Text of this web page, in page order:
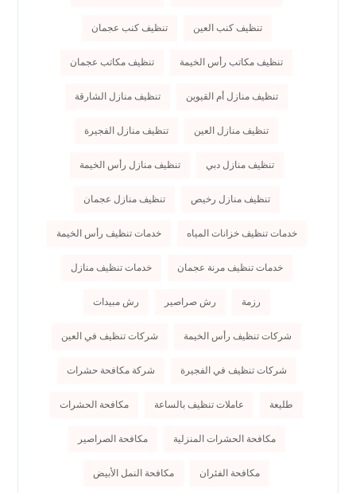
تنظيف كنب العين تنظيف كنب عجمان
تنظيف مكاتب رأس الخيمة تنظيف مكاتب عجمان
تنظيف منازل أم القيوين تنظيف منازل الشارقة
تنظيف منازل العين تنظيف منازل الفجيرة
تنظيف منازل دبي تنظيف منازل رأس الخيمة
تنظيف منازل رخيص تنظيف منازل عجمان
خدمات تنظيف خزانات المياه خدمات تنظيف رأس الخيمة
خدمات تنظيف مرنة عجمان خدمات تنظيف منازل
رزمة رش صراصير رش مبيدات
شركات تنظيف رأس الخيمة شركات تنظيف في العين
شركات تنظيف في الفجيرة شركة مكافحة حشرات
طليعة عاملات تنظيف بالساعة مكافحة الحشرات
مكافحة الحشرات المنزلية مكافحة الصراصير
مكافحة الفئران مكافحة النمل الأبيض